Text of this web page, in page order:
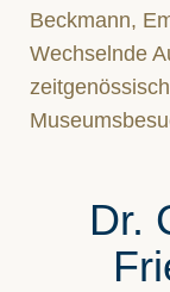
Beckmann,
Wechselnde
Dr.